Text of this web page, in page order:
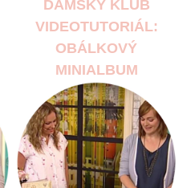
DÁMSKY KLUB
VIDEOTUTORIÁL:
OBÁLKOVÝ
MINIALBUM